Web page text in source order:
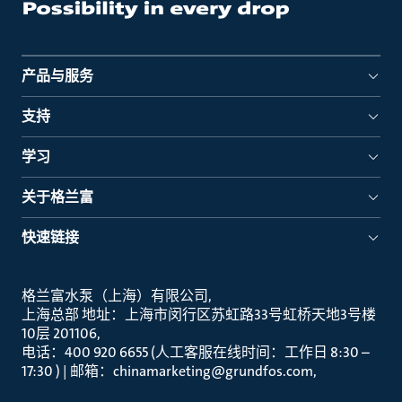
产品与服务
支持
学习
关于格兰富
快速链接
格兰富水泵（上海）有限公司
上海总部 地址：上海市闵行区苏虹路33号虹桥天地3号楼
10层 201106
电话：400 920 6655 (人工客服在线时间：工作日 8:30 –
17:30 ) | 邮箱：chinamarketing@grundfos.com